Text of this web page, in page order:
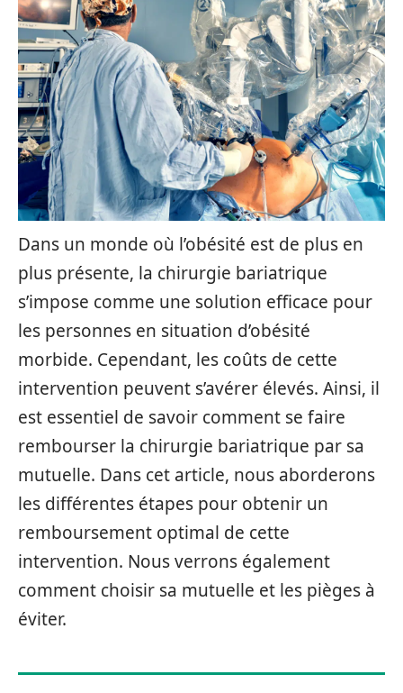
Dans un monde où l’obésité est de plus en
plus présente, la chirurgie bariatrique
s’impose comme une solution efficace pour
les personnes en situation d’obésité
morbide. Cependant, les coûts de cette
intervention peuvent s’avérer élevés. Ainsi, il
est essentiel de savoir comment se faire
rembourser la chirurgie bariatrique par sa
mutuelle. Dans cet article, nous aborderons
les différentes étapes pour obtenir un
remboursement optimal de cette
intervention. Nous verrons également
comment choisir sa mutuelle et les pièges à
éviter.